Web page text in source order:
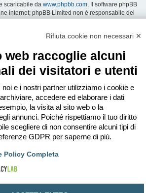
scaricabile da www.phpbb.com . Il software phpBB
internet; phpBB Limited non è responsabile dei
ulteriori informazioni su phpBB:
sessuale, o qualsiasi altro tipo di materiale che
del proprio Stato, o dello Stato dove
di una Legge internazionale. Fare ciò porta
divieto di accesso, con notifica al tuo provider
opportuno. Tutti gli indirizzi IP sono registrati per
condizioni. Accetti che “EDILCLIMA” abbia il
spostare o chiudere qualsiasi argomento in
necessario. Come fruitore di questo servizio,
(dato personale) tu abbia inviato sia conservata
queste informazioni non saranno divulgate a
né “EDILCLIMA” o phpBB sono da ritenersi
Rifiuta cookie non necessari ✕
web raccoglie alcuni
dei visitatori e utenti
e i nostri partner utilizziamo i cookie e
accedere ed elaborare i dati
la visita al sito web o la
annunci. Poiché rispettiamo il tuo diritto
scegliere di non consentire alcuni tipi di
GDPR per saperne di più.
Policy Completa